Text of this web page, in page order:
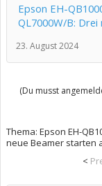
Epson EH-
QL7000W/B:
23. August 2024
(Du musst
Thema: Epson EH-
neue Beamer starten
<